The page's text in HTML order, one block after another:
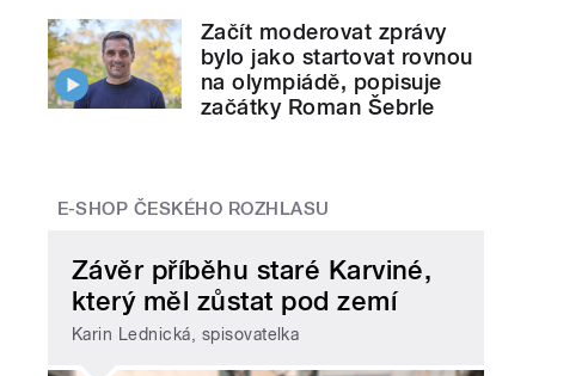
Začít moderovat zprávy
bylo jako startovat rovnou
na olympiádě, popisuje
začátky Roman Šebrle
E-SHOP ČESKÉHO ROZHLASU
Závěr příběhu staré Karviné,
který měl zůstat pod zemí
Karin Lednická, spisovatelka